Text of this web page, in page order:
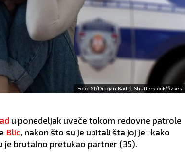
Foto: ST/Dragan Kadić, Shutterstock/fizkes
u ponedeljak uveče tokom redovne patrole
Blic, nakon što su je upitali šta joj je i kako
je brutalno pretukao partner (35).